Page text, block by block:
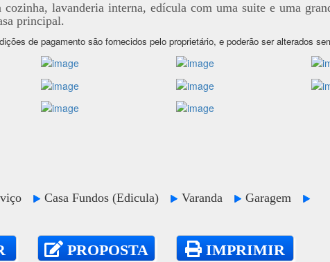
lavanderia interna, edícula com uma suite e uma
principal.
de pagamento são fornecidos pelo proprietário, e poderão ser alterados
Casa Fundos (Edicula) Varanda
Garagem
PROPOSTA IMPRIMIR